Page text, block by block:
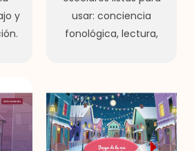
y
usar: conciencia
fonológica, lectura,